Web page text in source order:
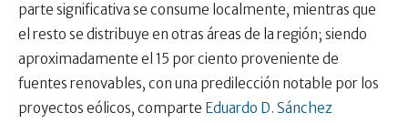
parte significativa se consume localmente, mientras que
el resto se distribuye en otras áreas de la región; siendo
aproximadamente el 15 por ciento proveniente de
fuentes renovables, con una predilección notable por los
proyectos eólicos, comparte Eduardo D. Sánchez